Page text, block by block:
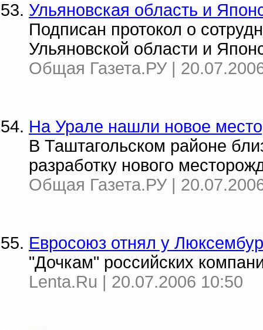
Ульяновская область и
Подписан протокол о
Ульяновской области и
Общая Газета.РУ |
На Урале нашли новое
В Таштагольском районе
разработку нового
Общая Газета.РУ |
Евросоюз отнял у
"Дочкам" российских
Lenta.Ru | 20.07.2006 10:50